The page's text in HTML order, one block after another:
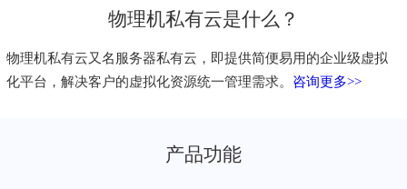
物理机私有云是什么？
物理机私有云又名服务器私有云，即提供简便易用的企业级虚拟
化平台，解决客户的虚拟化资源统一管理需求。 咨询更多>>
产品功能